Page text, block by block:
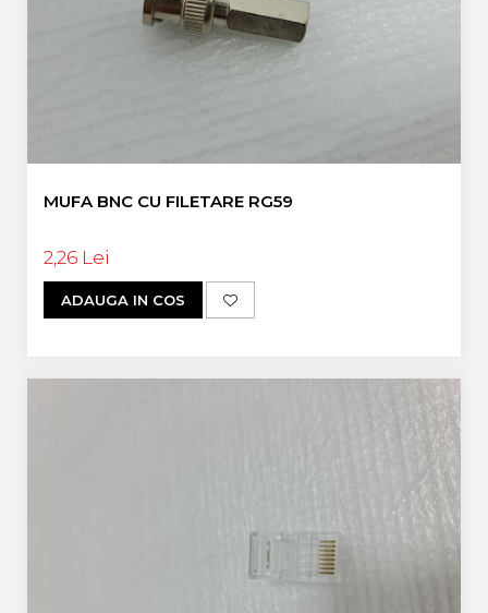
MUFA BNC CU FILETARE RG59
2,26 Lei
ADAUGA IN COS